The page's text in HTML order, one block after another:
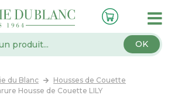
OK
du Blanc
Housses de Couette
Housse de Couette LILY